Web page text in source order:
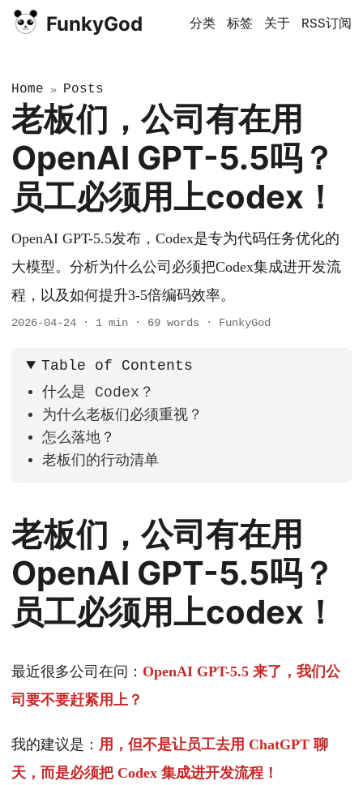
FunkyGod 分类 标签 关于 RSS订阅
Home » Posts
老板们，公司有在用
OpenAI GPT-5.5吗？
员工必须用上codex！
OpenAI GPT-5.5发布，Codex是专为代码任务优化的
大模型。分析为什么公司必须把Codex集成进开发流
程，以及如何提升3-5倍编码效率。
2026-04-24 · 1 min · 69 words · FunkyGod
Table of Contents
什么是 Codex？
为什么老板们必须重视？
怎么落地？
老板们的行动清单
老板们，公司有在用
OpenAI GPT-5.5吗？
员工必须用上codex！
最近很多公司在问： OpenAI GPT-5.5 来了，我们公
司要不要赶紧用上？
我的建议是： 用，但不是让员工去用 ChatGPT 聊
天，而是必须把 Codex 集成进开发流程！